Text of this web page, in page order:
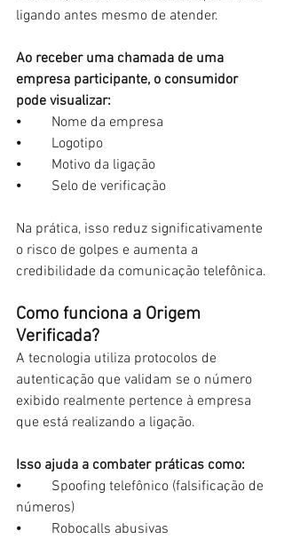
ligando antes mesmo de atender.
Ao receber uma chamada de uma
empresa participante, o consumidor
pode visualizar:
⦁	Nome da empresa
⦁	Logotipo
⦁	Motivo da ligação
⦁	Selo de verificação
Na prática, isso reduz significativamente
o risco de golpes e aumenta a
credibilidade da comunicação telefônica.
Como funciona a Origem
Verificada?
A tecnologia utiliza protocolos de
autenticação que validam se o número
exibido realmente pertence à empresa
que está realizando a ligação.
Isso ajuda a combater práticas como:
⦁	Spoofing telefônico (falsificação de
números)
⦁	Robocalls abusivas